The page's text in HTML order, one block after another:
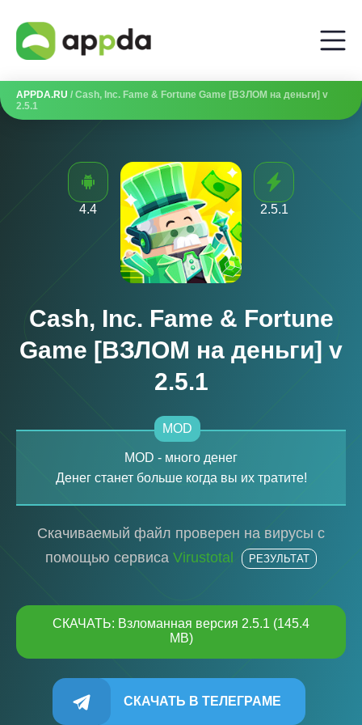
APPDA.RU / Cash, Inc. Fame & Fortune Game [ВЗЛОМ на деньги] v
2.5.1
4.4 2.5.1
Cash, Inc. Fame & Fortune
Game [ВЗЛОМ на деньги] v
2.5.1
MOD
MOD - много денег
Денег станет больше когда вы их тратите!
Скачиваемый файл проверен на вирусы с
помощью сервиса Virustotal РЕЗУЛЬТАТ
СКАЧАТЬ: Взломанная версия 2.5.1 (145.4
MB)
СКАЧАТЬ В ТЕЛЕГРАМЕ